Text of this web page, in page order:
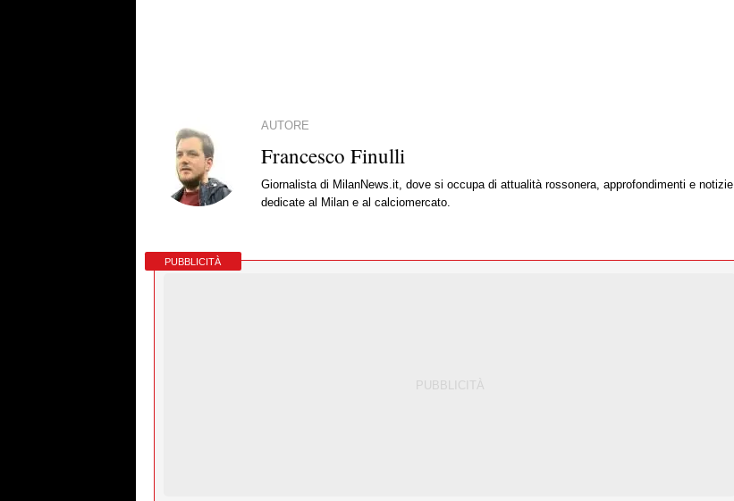
AUTORE
Francesco Finulli
Giornalista di MilanNews.it, dove si occupa di attualità rossonera, approfondimenti e notizie
dedicate al Milan e al calciomercato.
PUBBLICITÀ